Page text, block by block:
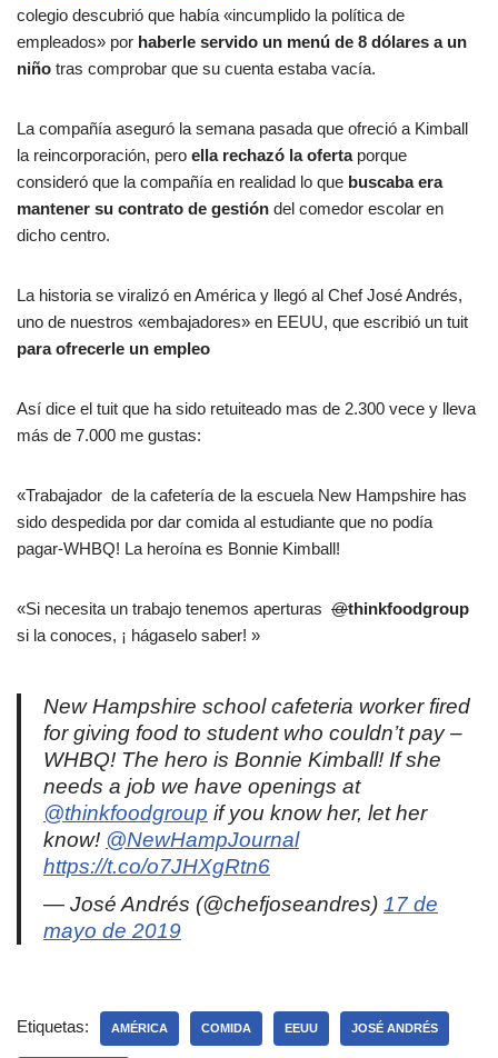
colegio descubrió que había «incumplido la política de
empleados» por haberle servido un menú de 8 dólares a un
niño tras comprobar que su cuenta estaba vacía.
La compañía aseguró la semana pasada que ofreció a Kimball
la reincorporación, pero ella rechazó la ofertaporque
consideró que la compañía en realidad lo que buscaba era
mantener su contrato de gestión del comedor escolar en
dicho centro.
La historia se viralizó en América y llegó al Chef José Andrés,
uno de nuestros «embajadores» en EEUU, que escribió un tuit
para ofrecerle un empleo
Así dice el tuit que ha sido retuiteado mas de 2.300 vece y lleva
más de 7.000 me gustas:
«Trabajador de la cafetería de la escuela New Hampshire has
sido despedida por dar comida al estudiante que no podía
pagar-WHBQ! La heroína es Bonnie Kimball!
«Si necesita un trabajo tenemos aperturas ⁦ @thinkfoodgroup
si la conoces, ¡ hágaselo saber! ⁦»
New Hampshire school cafeteria worker fired
for giving food to student who couldn’t pay –
WHBQ! The hero is Bonnie Kimball! If she
needs a job we have openings at
@thinkfoodgroup ⁩ if you know her, let her
know! ⁦ @NewHampJournal
https://t.co/o7JHXgRtn6
— José Andrés (@chefjoseandres) 17 de
mayo de 2019
Etiquetas: AMÉRICA COMIDA EEUU JOSÉ ANDRÉS